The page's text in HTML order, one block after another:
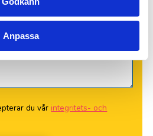
Anpassa
du vår integritets- och